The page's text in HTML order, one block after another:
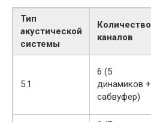
Тип
акустической
системы
Количество
каналов
5.1
6 (5
динамиков +
сабвуфер)